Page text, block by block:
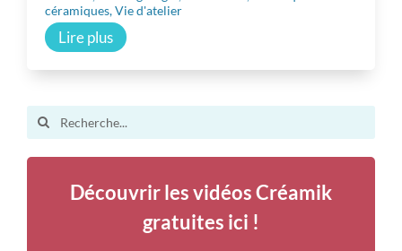
céramiques,Vie d'atelier
Lire plus
Search
for:
Découvrir les vidéos Créamik
gratuites ici !